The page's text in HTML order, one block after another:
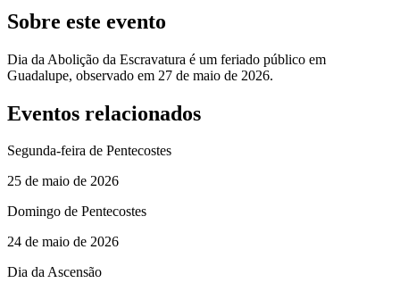
Sobre este evento
Dia da Abolição da Escravatura é um feriado público em
Guadalupe, observado em 27 de maio de 2026.
Eventos relacionados
Segunda-feira de Pentecostes
25 de maio de 2026
Domingo de Pentecostes
24 de maio de 2026
Dia da Ascensão